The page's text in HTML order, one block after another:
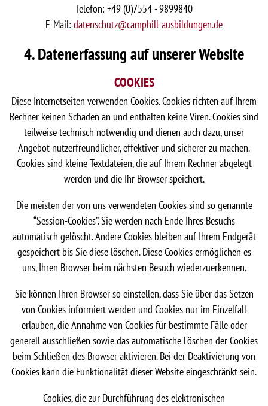
Telefon: +49 (0)7554 - 9899840
E-Mail: datenschutz@camphill-ausbildungen.de
4. Datenerfassung auf unserer Website
COOKIES
Diese Internetseiten verwenden Cookies. Cookies richten auf Ihrem
Rechner keinen Schaden an und enthalten keine Viren. Cookies sind
teilweise technisch notwendig und dienen auch dazu, unser
Angebot nutzerfreundlicher, effektiver und sicherer zu machen.
Cookies sind kleine Textdateien, die auf Ihrem Rechner abgelegt
werden und die Ihr Browser speichert.
Die meisten der von uns verwendeten Cookies sind so genannte
“Session-Cookies”. Sie werden nach Ende Ihres Besuchs
automatisch gelöscht. Andere Cookies bleiben auf Ihrem Endgerät
gespeichert bis Sie diese löschen. Diese Cookies ermöglichen es
uns, Ihren Browser beim nächsten Besuch wiederzuerkennen.
Sie können Ihren Browser so einstellen, dass Sie über das Setzen
von Cookies informiert werden und Cookies nur im Einzelfall
erlauben, die Annahme von Cookies für bestimmte Fälle oder
generell ausschließen sowie das automatische Löschen der Cookies
beim Schließen des Browser aktivieren. Bei der Deaktivierung von
Cookies kann die Funktionalität dieser Website eingeschränkt sein.
Cookies, die zur Durchführung des elektronischen